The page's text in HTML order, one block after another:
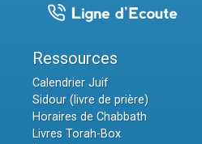
Ressources
Calendrier Juif
Sidour (livre de prière)
Horaires de Chabbath
Livres Torah-Box